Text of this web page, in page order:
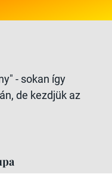
- sokan így
de kezdjük az